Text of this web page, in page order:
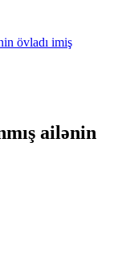
ailənin